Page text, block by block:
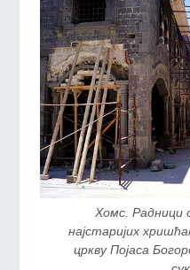
Хомс. Радници
најстаријих
цркву Појаса